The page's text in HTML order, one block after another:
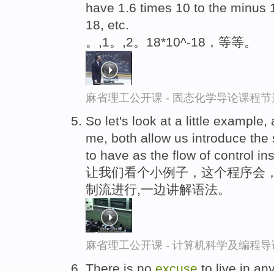
have 1.6 times 10 to the minus
18, etc.
。,1。,2。18*10^-18，等等。
麻省理工公开课 - 固态化学导论课程节
So let's look at a little
me, both allow us introduce
to have as the flow of control
让我们看个小例子，这个程序会
制流进行,一边讲解语法。
麻省理工公开课 - 计算机科学及编程